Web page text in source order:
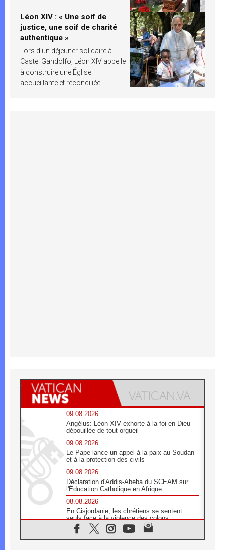
Léon XIV : « Une soif de
justice, une soif de charité
authentique »
Lors d’un déjeuner solidaire à
Castel Gandolfo, Léon XIV appelle
à construire une Église
accueillante et réconciliée
09.08.2026
Angélus: Léon XIV exhorte à la foi en Dieu
dépouillée de tout orgueil
09.08.2026
Le Pape lance un appel à la paix au Soudan
et à la protection des civils
09.08.2026
Déclaration d'Addis-Abeba du SCEAM sur
l'Éducation Catholique en Afrique
08.08.2026
En Cisjordanie, les chrétiens se sentent
seuls face à la violence des colons
08.08.2026
Léon XIV au sanctuaire de Notre Dame du